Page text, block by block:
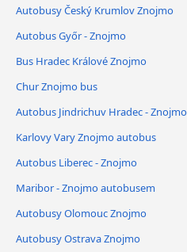
Autobusy Český Krumlov Znojmo
Autobus Győr - Znojmo
Bus Hradec Králové Znojmo
Chur Znojmo bus
Autobus Jindrichuv Hradec - Znojmo
Karlovy Vary Znojmo autobus
Autobus Liberec - Znojmo
Maribor - Znojmo autobusem
Autobusy Olomouc Znojmo
Autobusy Ostrava Znojmo